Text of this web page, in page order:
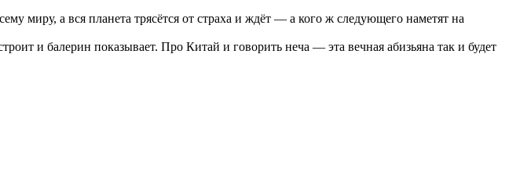
миру, а вся планета трясётся от страха и ждёт — а кого ж следующего наметят на
и балерин показывает. Про Китай и говорить неча — эта вечная абизьяна так и будет